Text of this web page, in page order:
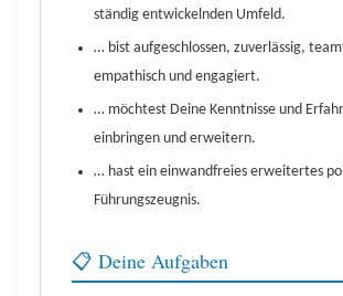
ständig entwickelnden Umfeld.
… bist aufgeschlossen, zuverlässig,
empathisch und engagiert.
… möchtest Deine Kenntnisse und
einbringen und erweitern.
… hast ein einwandfreies erweitertes
Führungszeugnis.
📋 Deine Aufgaben